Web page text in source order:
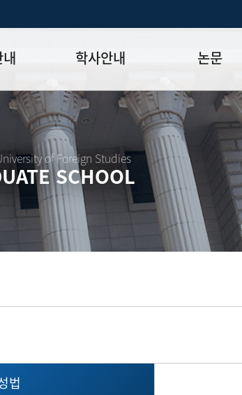
과정
과정
학사안내
학사일정표
강의시간표
수업
학적
장학
외국어시험
종합시험
제 규정
논문
학위논문제출 절차/
논문작성법 및 템플릿
양식함
논문지도_
학위논문제안심사
연구윤리교육 이수
연구윤리위원회 규정
연구윤리 지침서
of Foreign Studies
SCHOOL
법